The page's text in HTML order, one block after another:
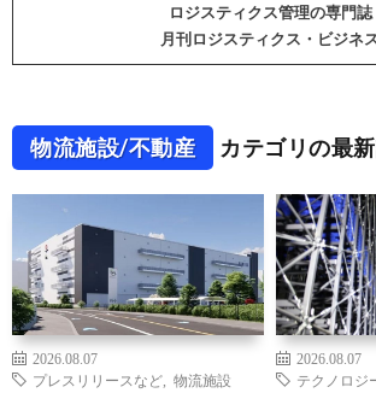
ロジスティクス管理の専門誌
月刊ロジスティクス・ビジネ
物流施設/不動産 カテゴリの最
2026.08.07
プレスリリースなど
物流施設
2026.08.07
テクノロジ